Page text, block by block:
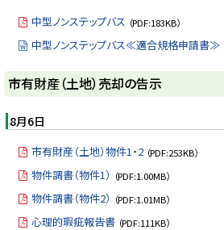
中型ノンステップバス （PDF:183KB）
中型ノンステップバス≪適合規格申請書≫
ト
ッ
プ
市有財産（土地）売却の告示
8月6日
市有財産（土地）物件1・2 （PDF:253KB）
物件調書（物件1） （PDF:1.00MB）
物件調書（物件2） （PDF:1.01MB）
心理的瑕疵報告書 （PDF:111KB）